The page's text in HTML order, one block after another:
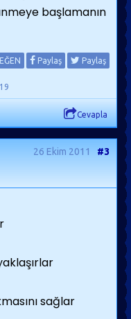
başlamanın
Paylaş Paylaş
Cevapla
26 Ekim 2011 #3
sağlar